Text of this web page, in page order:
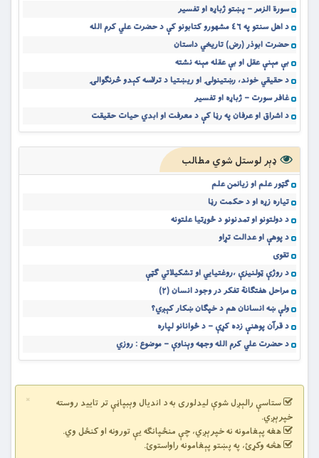
سورة الزمر – پښتو ژباړه او تفسیر
د اهل سنتو په ٤٦ مشهورو کتابونو کې د حضرت علي کرم الله
حضرت ابوذر (رض) تاریخي داستان
بې مېنې عقل او بې عقله مېنه نشته
د حقیقي خوند، رښتینولۍ او ریښتیا د ترلاسه کېدو څرنګوالۍ
غافر سورت – ژباړه او تفسیر
د اشراق او عرفان په رڼا کې د معرفت او ابدي حیات حقیقت
ډېر لوستل شوي مطالب
ګټور علم او زیانمن علم
تیاره زړه او د حکمت رڼا
د دولتونو او تمدنونو د ځوړتیا علتونه
د پوهې او عدالت تړاو
تقوی
د روژې ټولنيزې ،روغتیایي او تشکيلاتي گټې
مراحل هفتگانة تفکر در وجود انسان (۲)
ولې ښه انسانان هم د خپګان ښكار کېږي؟
د قرآن پوهنې زده کړې – د ځوانانو لپاره
د حضرت علي کرم الله وجهه وېناوې – موضوع : روزي
×
ستاسې رالېږل شوې لیدلوری به د اندیال وېبپاڼې تر تایید روسته
خپرېږي.
هغه پېغامونه نه خپرېږي، چې منځپانګه یې تورونه او کنځل وي.
هڅه وکړئ، په پښتو پېغامونه راواستوئ.